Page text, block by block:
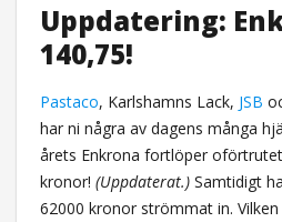
Uppdatering:
140,75!
Pastaco, Karlshamns Lack, JSB
har ni några av dagens många
årets Enkrona fortlöper
kronor! (Uppdaterat.)Samtidigt
62000 kronor strömmat in.